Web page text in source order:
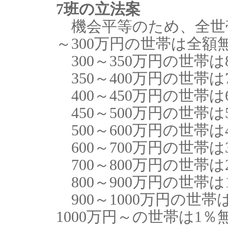
7班の立法案
機会平等のため、全
～300万円の世帯は全額
300～350万円の世帯は
350～400万円の世帯は
400～450万円の世帯は
450～500万円の世帯は
500～600万円の世帯は
600～700万円の世帯は
700～800万円の世帯は
800～900万円の世帯は
900～1000万円の世帯
1000万円～の世帯は1％